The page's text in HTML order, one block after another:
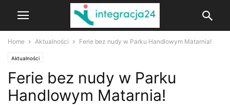
Home Aktualności Ferie bez nudy w Parku Handlowym Matarnia!
Aktualności
Ferie bez nudy w Parku
Handlowym Matarnia!